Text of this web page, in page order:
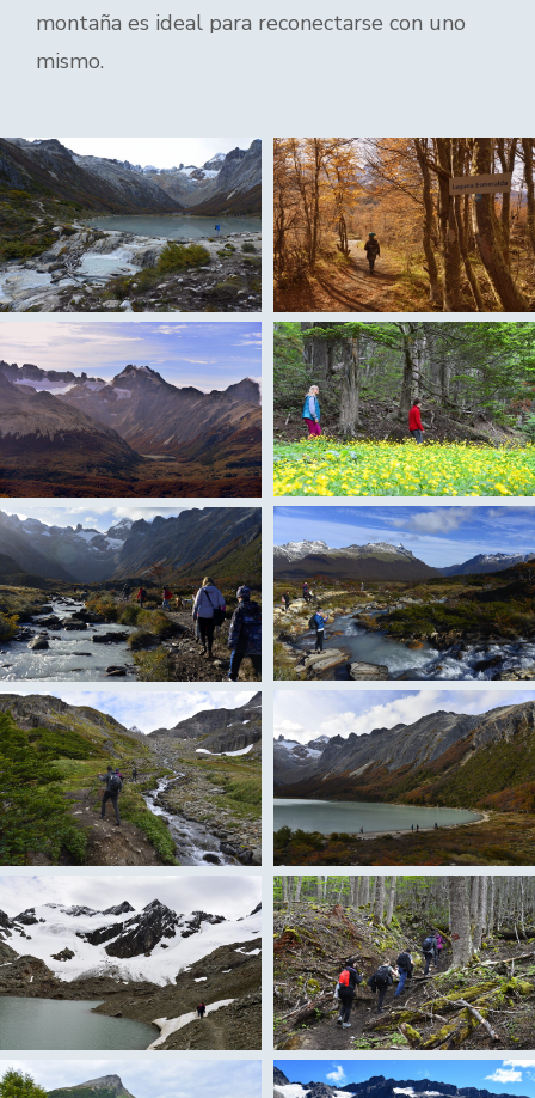
montaña es ideal para reconectarse con uno
mismo.